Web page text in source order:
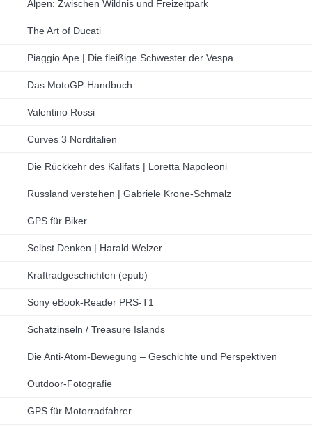
Alpen: Zwischen Wildnis und Freizeitpark
The Art of Ducati
Piaggio Ape | Die fleißige Schwester der Vespa
Das MotoGP-Handbuch
Valentino Rossi
Curves 3 Norditalien
Die Rückkehr des Kalifats | Loretta Napoleoni
Russland verstehen | Gabriele Krone-Schmalz
GPS für Biker
Selbst Denken | Harald Welzer
Kraftradgeschichten (epub)
Sony eBook-Reader PRS-T1
Schatzinseln / Treasure Islands
Die Anti-Atom-Bewegung – Geschichte und Perspektiven
Outdoor-Fotografie
GPS für Motorradfahrer